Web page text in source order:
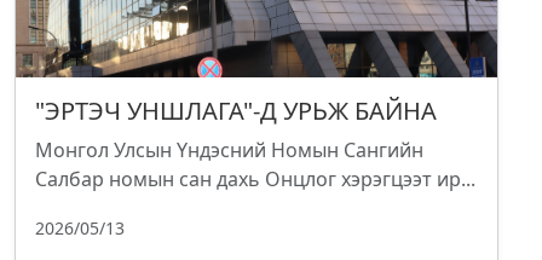
"ЭРТЭЧ УНШЛАГА"-Д УРЬЖ БАЙНА
Монгол Улсын Үндэсний Номын Сангийн
Салбар номын сан дахь Онцлог хэрэгцээт ир...
2026/05/13